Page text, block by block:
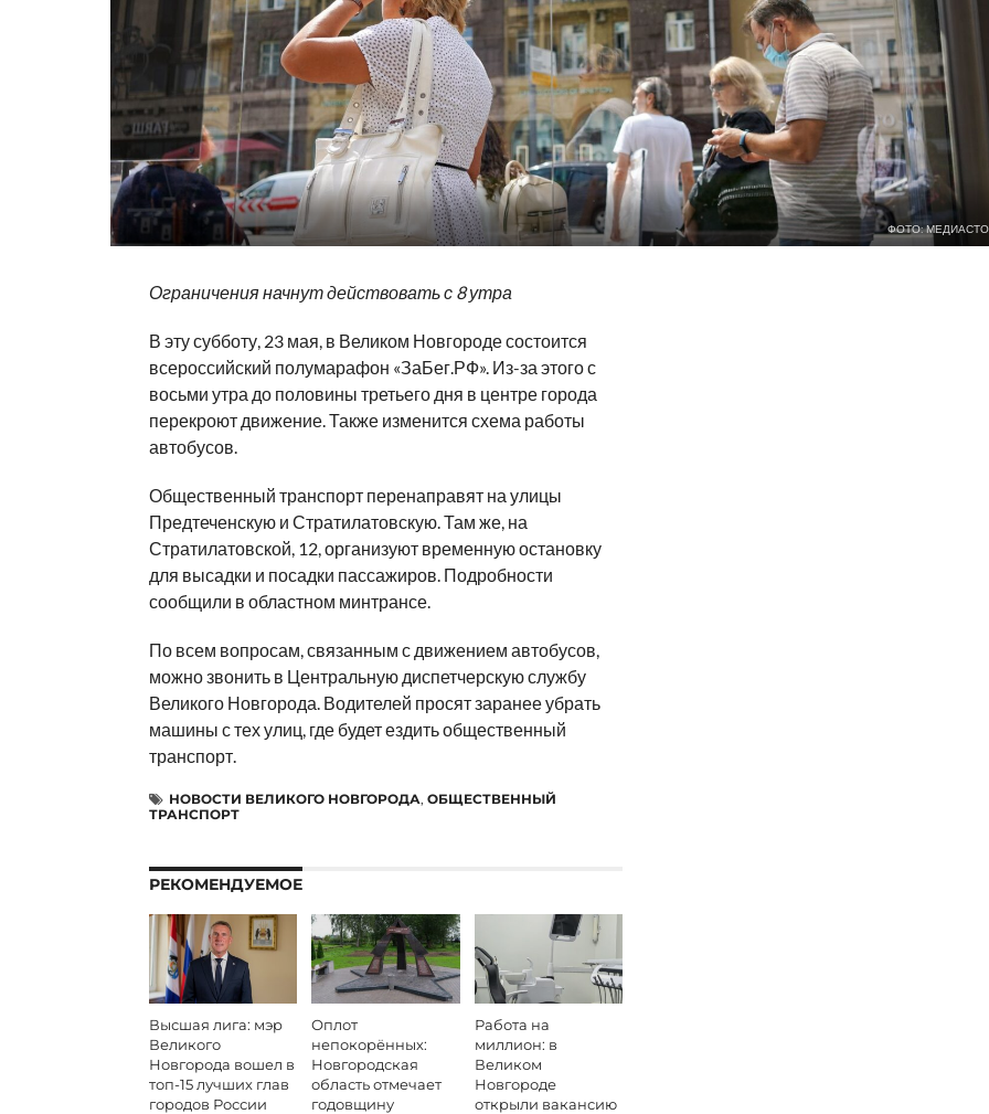
ФОТО:
Ограничения начнут действовать с 8 утра
В эту субботу, 23 мая, в Великом Новгороде состоится
всероссийский полумарафон «ЗаБег.РФ». Из-за этого с
восьми утра до половины третьего дня в центре города
перекроют движение. Также изменится схема работы
автобусов.
Общественный транспорт перенаправят на улицы
Предтеченскую и Стратилатовскую. Там же, на
Стратилатовской, 12, организуют временную остановку
для высадки и посадки пассажиров. Подробности
сообщили в областном минтрансе.
По всем вопросам, связанным с движением автобусов,
можно звонить в Центральную диспетчерскую службу
Великого Новгорода. Водителей просят заранее убрать
машины с тех улиц, где будет ездить общественный
транспорт.
НОВОСТИ ВЕЛИКОГО НОВГОРОДА, ОБЩЕСТВЕННЫЙ
ТРАНСПОРТ
РЕКОМЕНДУЕМОЕ
Высшая лига: мэр
Великого
Новгорода вошел в
топ-15 лучших глав
городов России
Оплот
непокорённых:
Новгородская
область отмечает
годовщину
Работа на
миллион: в
Великом
Новгороде
открыли вакансию